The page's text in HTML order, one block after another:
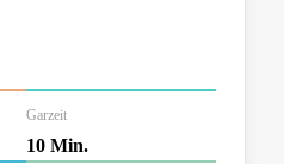
Garzeit
10 Min.